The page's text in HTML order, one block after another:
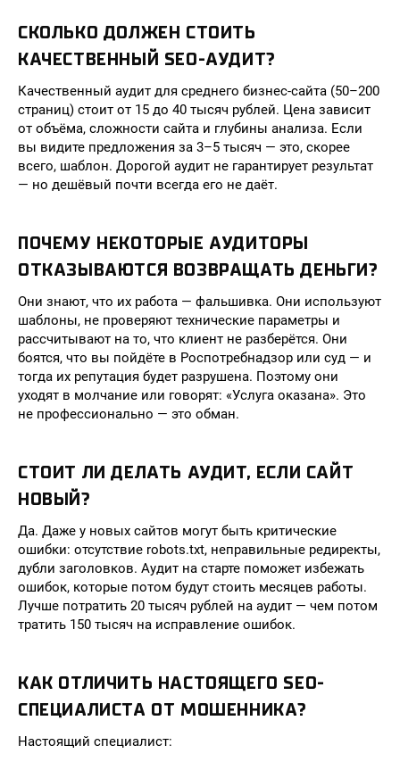
СКОЛЬКО ДОЛЖЕН СТОИТЬ
КАЧЕСТВЕННЫЙ SEO-АУДИТ?
Качественный аудит для среднего бизнес-сайта (50–200
страниц) стоит от 15 до 40 тысяч рублей. Цена зависит
от объёма, сложности сайта и глубины анализа. Если
вы видите предложения за 3–5 тысяч — это, скорее
всего, шаблон. Дорогой аудит не гарантирует результат
— но дешёвый почти всегда его не даёт.
ПОЧЕМУ НЕКОТОРЫЕ АУДИТОРЫ
ОТКАЗЫВАЮТСЯ ВОЗВРАЩАТЬ ДЕНЬГИ?
Они знают, что их работа — фальшивка. Они используют
шаблоны, не проверяют технические параметры и
рассчитывают на то, что клиент не разберётся. Они
боятся, что вы пойдёте в Роспотребнадзор или суд — и
тогда их репутация будет разрушена. Поэтому они
уходят в молчание или говорят: «Услуга оказана». Это
не профессионально — это обман.
СТОИТ ЛИ ДЕЛАТЬ АУДИТ, ЕСЛИ САЙТ
НОВЫЙ?
Да. Даже у новых сайтов могут быть критические
ошибки: отсутствие robots.txt, неправильные редиректы,
дубли заголовков. Аудит на старте поможет избежать
ошибок, которые потом будут стоить месяцев работы.
Лучше потратить 20 тысяч рублей на аудит — чем потом
тратить 150 тысяч на исправление ошибок.
КАК ОТЛИЧИТЬ НАСТОЯЩЕГО SEO-
СПЕЦИАЛИСТА ОТ МОШЕННИКА?
Настоящий специалист: